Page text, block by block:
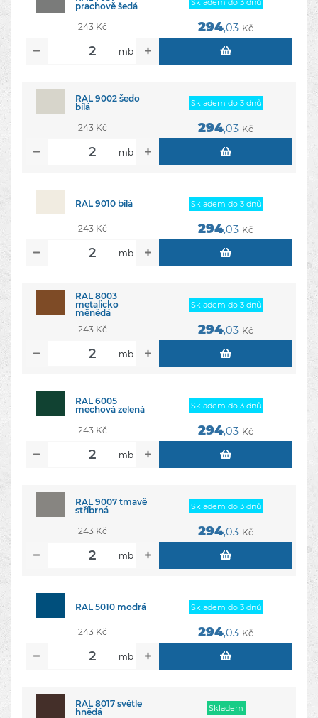
prachově šedá
Skladem do 3 dnů
243 Kč 294,03 Kč
mb
RAL 9002 šedo
bílá
Skladem do 3 dnů
243 Kč 294,03 Kč
mb
RAL 9010 bílá Skladem do 3 dnů
243 Kč 294,03 Kč
mb
RAL 8003
metalicko
měnědá
Skladem do 3 dnů
243 Kč 294,03 Kč
mb
RAL 6005
mechová zelená
Skladem do 3 dnů
243 Kč 294,03 Kč
mb
RAL 9007 tmavě
stříbrná
Skladem do 3 dnů
243 Kč 294,03 Kč
mb
RAL 5010 modrá Skladem do 3 dnů
243 Kč 294,03 Kč
mb
RAL 8017 světle
hnědá
Skladem